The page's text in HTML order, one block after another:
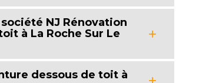
NJ Rénovation
à La Roche Sur Le
dessous de toit à